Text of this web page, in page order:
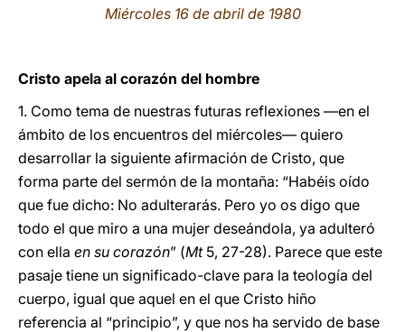
Miércoles 16 de abril de 1980
Cristo apela al corazón del hombre
1. Como tema de nuestras futuras reflexiones —en el
ámbito de los encuentros del miércoles— quiero
desarrollar la siguiente afirmación de Cristo, que
forma parte del sermón de la montaña: “Habéis oído
que fue dicho: No adulterarás. Pero yo os digo que
todo el que miro a una mujer deseándola, ya adulteró
con ella en su corazón” (Mt5, 27-28). Parece que este
pasaje tiene un significado-clave para la teología del
cuerpo, igual que aquel en el que Cristo hiño
referencia al “principio”, y que nos ha servido de base